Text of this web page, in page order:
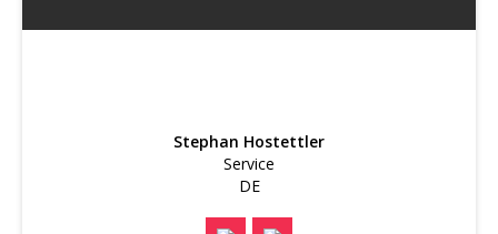
Stephan Hostettler
Service
DE